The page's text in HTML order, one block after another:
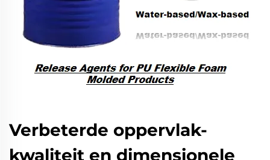
Verbeterde oppervlak-
kwaliteit en dimensionele